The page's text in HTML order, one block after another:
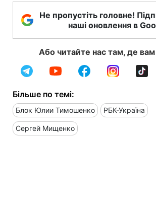
Не пропустіть головне!
наші оновлення в
Або читайте нас там, де вам
Більше по темі:
Блок Юлии Тимошенко РБК-Україна
Сергей Мищенко